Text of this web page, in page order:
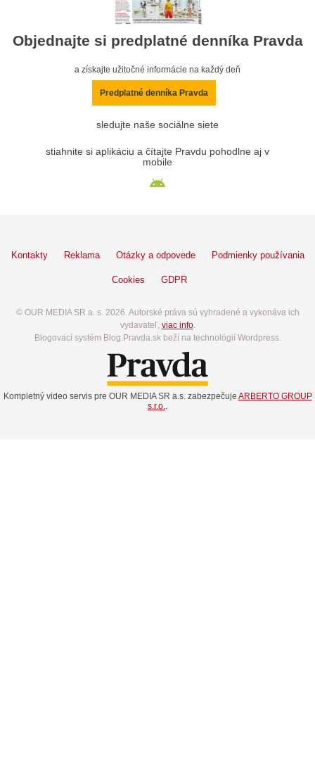
Objednajte si predplatné denníka Pravda
a získajte užitočné informácie na každý deň
Predplatné denníka Pravda
sledujte naše sociálne siete
stiahnite si aplikáciu a čítajte Pravdu pohodlne aj v
mobile
Kontakty Reklama Otázky a odpovede Podmienky používania
Cookies GDPR
© OUR MEDIA SR a. s. 2026. Autorské práva sú vyhradené a vykonáva ich
vydavateľ, viac info.
Blogovací systém Blog.Pravda.sk beží na technológií Wordpress.
Kompletný video servis pre OUR MEDIA SR a.s. zabezpečuje ARBERTO GROUP
s.r.o..